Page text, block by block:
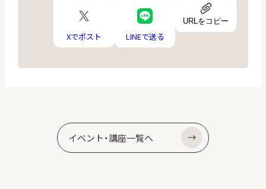
X
ロ
ゴ
Xでポスト
LINE
ロ
ゴ
LINEで送る
URL
イ
URLをコピー
イベント・講座一覧へ